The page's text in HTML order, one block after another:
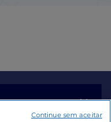
Continue sem aceitar